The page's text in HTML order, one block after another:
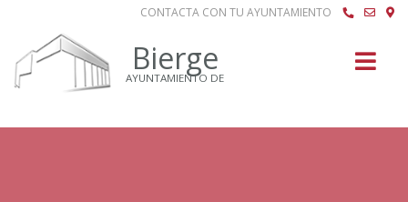
CONTACTA CON TU AYUNTAMIENTO
Bierge
AYUNTAMIENTO DE